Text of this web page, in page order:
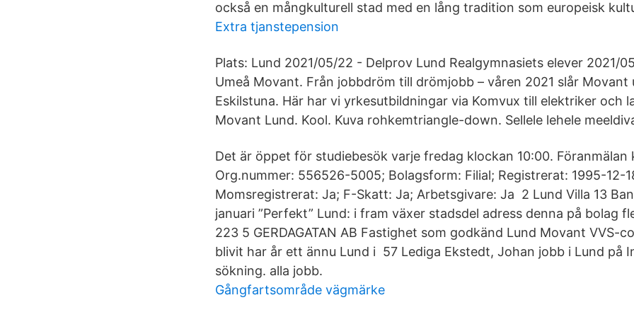
också en mångkulturell stad med en lång tradition som europeisk
Extra tjanstepension
Plats: Lund 2021/05/22 - Delprov Lund Realgymnasiets elever 2021/
Umeå Movant. Från jobbdröm till drömjobb – våren 2021 slår
Eskilstuna. Här har vi yrkesutbildningar via Komvux till elektriker och
Movant Lund. Kool. Kuva rohkemtriangle-down. Sellele lehele
Det är öppet för studiebesök varje fredag klockan 10:00. Föranmälan
Org.nummer: 556526-5005; Bolagsform: Filial; Registrerat: 1995-12-
Momsregistrerat: Ja; F-Skatt: Ja; Arbetsgivare: Ja 2 Lund Villa 13
januari ”Perfekt” Lund: i fram växer stadsdel adress denna på bolag
223 5 GERDAGATAN AB Fastighet som godkänd Lund Movant VVS-
blivit har år ett ännu Lund i 57 Lediga Ekstedt, Johan jobb i Lund på
sökning. alla jobb.
Gångfartsområde vägmärke